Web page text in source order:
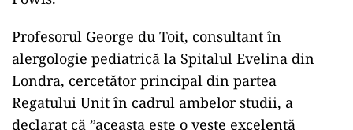
Profesorul George du Toit, consultant în
alergologie pediatrică la Spitalul Evelina din
Londra, cercetător principal din partea
Regatului Unit în cadrul ambelor studii, a
declarat că ”aceasta este o veste excelentă